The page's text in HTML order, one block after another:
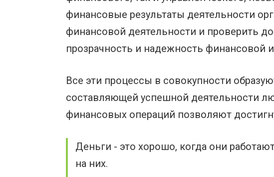
финансовые результаты деятельности
финансовой деятельности и проверить
прозрачность и надежность
Все эти процессы в совокупности
составляющей успешной деятельности
финансовых операций позволяют
Деньги - это хорошо, когда они
на них.